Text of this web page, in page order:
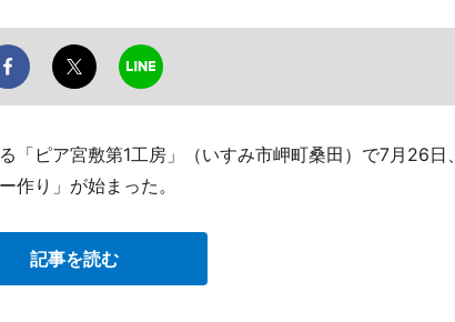
ピア宮敷第1工房」（いすみ市岬町桑田）で7月26日、
作り」が始まった。
記事を読む